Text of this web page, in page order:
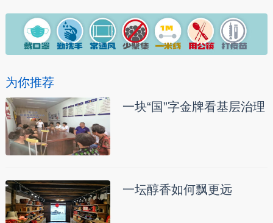
为你推荐
一块“国”字金牌看基层治理
一坛醇香如何飘更远